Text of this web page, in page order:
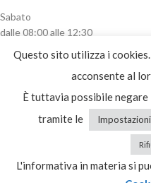
Sabato
dalle 08:00 alle 12:30
CATEGORIE PRODOTTO
Lastre
Questo sito utilizza i
acconsente al
È tuttavia possibile negare
tramite le
Impostazioni
L'informativa in materia si